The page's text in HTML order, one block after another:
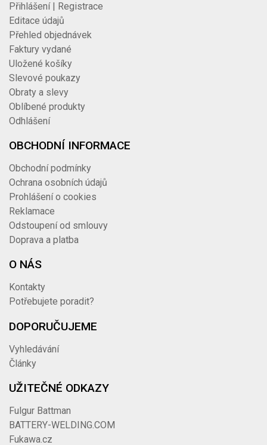
Přihlášení | Registrace
Editace údajů
Přehled objednávek
Faktury vydané
Uložené košíky
Slevové poukazy
Obraty a slevy
Oblíbené produkty
Odhlášení
OBCHODNÍ INFORMACE
Obchodní podmínky
Ochrana osobních údajů
Prohlášení o cookies
Reklamace
Odstoupení od smlouvy
Doprava a platba
O NÁS
Kontakty
Potřebujete poradit?
DOPORUČUJEME
Vyhledávání
Články
UŽITEČNÉ ODKAZY
Fulgur Battman
BATTERY-WELDING.COM
Fukawa.cz